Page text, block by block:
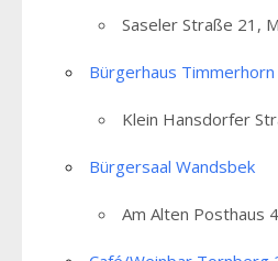
Saseler Straße 21,
Bürgerhaus Timmerhorn
Klein Hansdorfer
Bürgersaal Wandsbek
Am Alten Posthaus